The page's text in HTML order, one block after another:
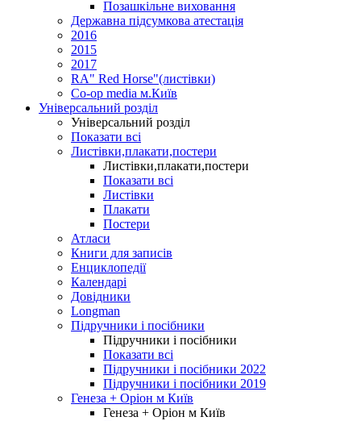
Позашкільне виховання
Державна підсумкова атестація
2016
2015
2017
RA" Red Horse"(листівки)
Co-op media м.Київ
Універсальний розділ
Універсальний розділ
Показати всі
Листівки,плакати,постери
Листівки,плакати,постери
Показати всі
Листівки
Плакати
Постери
Атласи
Книги для записів
Енциклопедії
Календарі
Довідники
Longman
Підручники і посібники
Підручники і посібники
Показати всі
Підручники і посібники 2022
Підручники і посібники 2019
Генеза + Оріон м Київ
Генеза + Оріон м Київ